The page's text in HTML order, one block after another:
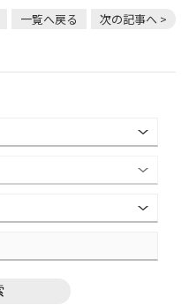
一覧へ戻る 次の記事へ >